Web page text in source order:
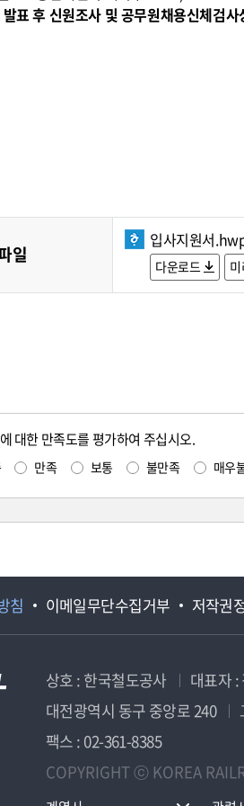
표 후 신원조사 및 공무원채용신체검
일
입사지원서
다운로드
대한 만족도를 평가하여 주십시오.
만족 보통 불만족 매우
침 이메일무단수집거부 저작권
상호 : 한국철도공사 대표자 :
대전광역시 동구 중앙로 240
팩스 : 02-361-8385
COPYRIGHT ⓒ KOREA